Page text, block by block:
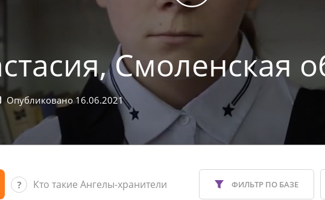
Смоленская
Опубликовано 16.06.2021
Кто такие Ангелы-хранители ФИЛЬТР ПО БАЗЕ